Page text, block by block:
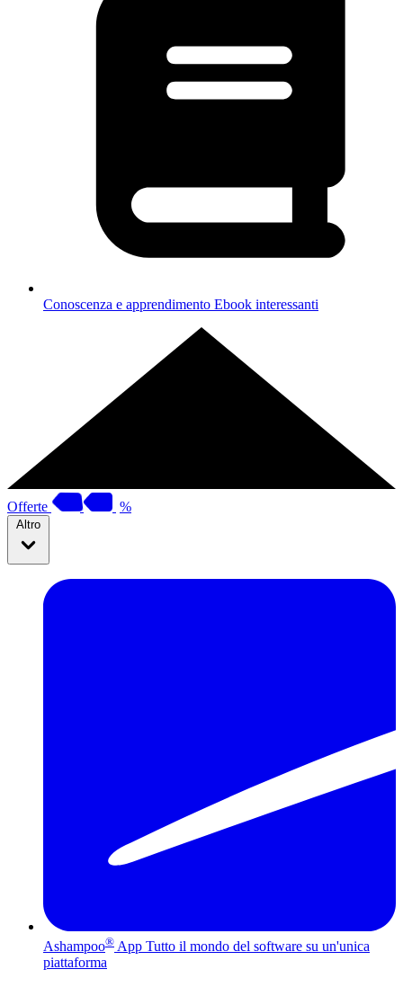
Conoscenza e apprendimento Ebook interessanti
Offerte %
Altro
Ashampoo® App Tutto il mondo del software su un'unica
piattaforma